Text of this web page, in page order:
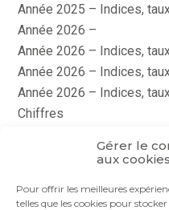
Gérer le
aux cookies
Pour offrir les meilleures
telles que les cookies pour
Année 2025 – Indices,
Année 2026 –
Année 2026 – Indices,
Année 2026 – Indices,
Année 2026 – Indices,
Chiffres
Le coin du dirigeant